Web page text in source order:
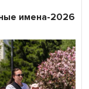
имена-2026